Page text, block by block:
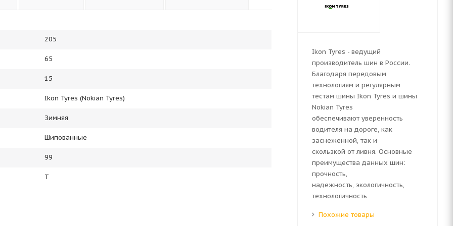
205
65
15
Ikon Tyres (Nokian Tyres)
Зимняя
Шипованные
99
T
Ikon Tyres - ведущий
производитель шин в России.
Благодаря передовым
технологиям и регулярным
тестам шины Ikon Tyres и шины
Nokian Tyres
обеспечивают уверенность
водителя на дороге, как
заснеженной, так и
скользкой от ливня. Основные
преимущества данных шин:
прочность,
надежность, экологичность,
технологичность
Похожие товары